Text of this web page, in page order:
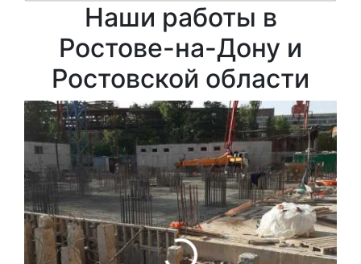
Наши работы в
Ростове-на-Дону и
Ростовской области